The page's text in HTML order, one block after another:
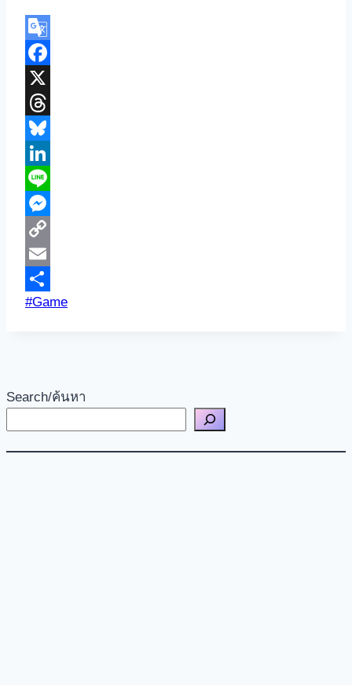
Google
Translate
Facebook
X
Threads
Bluesky
LinkedIn
Line
Messenger
Copy
Link
Email
Share
Post
#Game
Search/ค้นหา